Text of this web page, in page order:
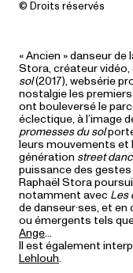
© Droits réservés
« Ancien » danseur
Stora, créateur
sol(2017), websérie
nostalgie les
ont bouleversé le
éclectique, à l’image
promesses du sol
leurs mouvements et
génération street
puissance des
Raphaël Stora
notamment avec Les
de danseur·ses, et
ou émergents tels
Ange…
Il est également
Lehlouh.